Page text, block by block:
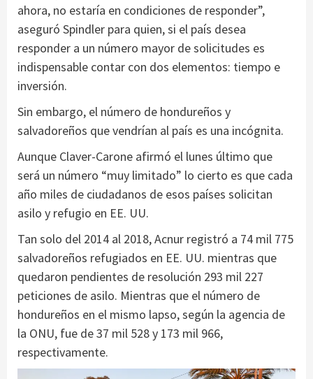
ahora, no estaría en condiciones de responder”,
aseguró Spindler para quien, si el país desea
responder a un número mayor de solicitudes es
indispensable contar con dos elementos: tiempo e
inversión.
Sin embargo, el número de hondureños y
salvadoreños que vendrían al país es una incógnita.
Aunque Claver-Carone afirmó el lunes último que
será un número “muy limitado” lo cierto es que cada
año miles de ciudadanos de esos países solicitan
asilo y refugio en EE. UU.
Tan solo del 2014 al 2018, Acnur registró a 74 mil 775
salvadoreños refugiados en EE. UU. mientras que
quedaron pendientes de resolución 293 mil 227
peticiones de asilo. Mientras que el número de
hondureños en el mismo lapso, según la agencia de
la ONU, fue de 37 mil 528 y 173 mil 966,
respectivamente.